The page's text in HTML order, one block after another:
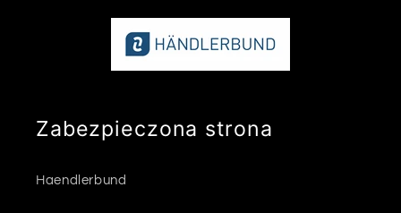
Zabezpieczona strona
Haendlerbund